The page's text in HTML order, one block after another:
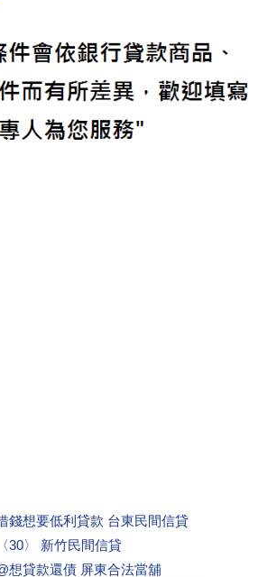
錢想要低利貸款 台東民間信貸
30〉 新竹民間信貸
想貸款還債 屏東合法當舖